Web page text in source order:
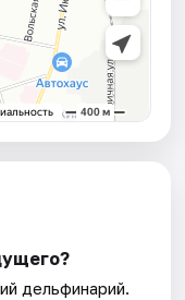
дельфинарий.